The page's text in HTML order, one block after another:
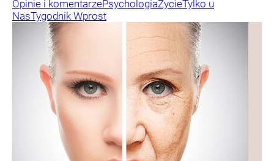
Opinie i komentarzePsychologiaŻycieTylko u
NasTygodnik Wprost